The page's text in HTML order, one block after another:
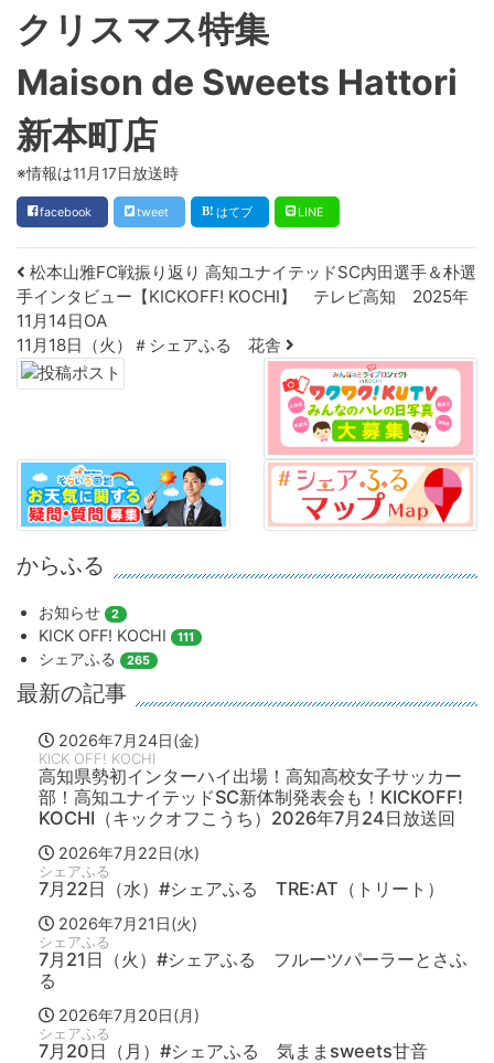
クリスマス特集
Maison de Sweets Hattori
新本町店
※情報は11月17日放送時
facebook tweet はてブ LINE
Post navigation
松本山雅FC戦振り返り 高知ユナイテッドSC内田選手＆朴選
手インタビュー【KICKOFF! KOCHI】 テレビ高知 2025年
11月14日OA
11月18日（火）＃シェアふる 花舎
からふる
お知らせ 2
KICK OFF! KOCHI 111
シェアふる 265
最新の記事
2026年7月24日(金)
KICK OFF! KOCHI
高知県勢初インターハイ出場！高知高校女子サッカー
部！高知ユナイテッドSC新体制発表会も！KICKOFF!
KOCHI（キックオフこうち）2026年7月24日放送回
2026年7月22日(水)
シェアふる
7月22日（水）#シェアふる TRE:AT（トリート）
2026年7月21日(火)
シェアふる
7月21日（火）#シェアふる フルーツパーラーとさふ
る
2026年7月20日(月)
シェアふる
7月20日（月）#シェアふる 気ままsweets甘音